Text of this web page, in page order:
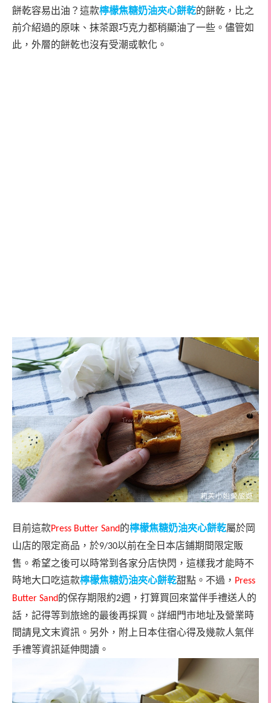
餅乾容易出油？這款檸檬焦糖奶油夾心餅乾的餅乾，比之
前介紹過的原味、抹茶跟巧克力都稍顯油了一些。儘管如
此，外層的餅乾也沒有受潮或軟化。
目前這款Press Butter Sand的檸檬焦糖奶油夾心餅乾屬於岡
山店的限定商品，於9/30以前在全日本店鋪期間限定販
售。希望之後可以時常到各家分店快閃，這樣我才能時不
時地大口吃這款檸檬焦糖奶油夾心餅乾甜點。不過， Press
Butter Sand的保存期限約2週，打算買回來當伴手禮送人的
話，記得等到旅途的最後再採買。詳細門市地址及營業時
間請見文末資訊。另外，附上日本住宿心得及幾款人氣伴
手禮等資訊延伸閱讀。